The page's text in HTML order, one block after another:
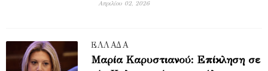
Απριλίου 02, 2026
ΕΛΛΑΔΑ
Μαρία Καρυστιανού: Επίκληση σε